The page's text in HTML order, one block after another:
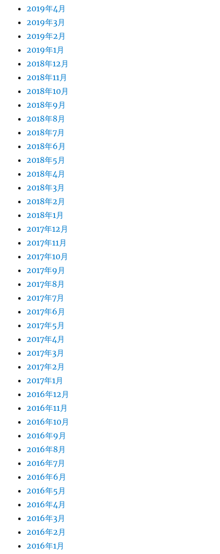
2019年4月
2019年3月
2019年2月
2019年1月
2018年12月
2018年11月
2018年10月
2018年9月
2018年8月
2018年7月
2018年6月
2018年5月
2018年4月
2018年3月
2018年2月
2018年1月
2017年12月
2017年11月
2017年10月
2017年9月
2017年8月
2017年7月
2017年6月
2017年5月
2017年4月
2017年3月
2017年2月
2017年1月
2016年12月
2016年11月
2016年10月
2016年9月
2016年8月
2016年7月
2016年6月
2016年5月
2016年4月
2016年3月
2016年2月
2016年1月